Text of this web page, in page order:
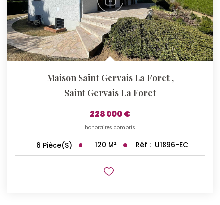
Maison Saint Gervais La Foret ,
Saint Gervais La Foret
228 000 €
honoraires compris
6 Pièce(s) 120 M² Réf : U1896-EC